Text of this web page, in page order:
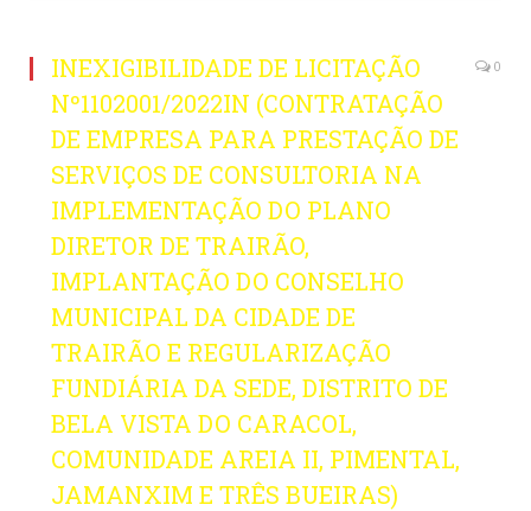
INEXIGIBILIDADE DE LICITAÇÃO
Nº1102001/2022IN (CONTRATAÇÃO
DE EMPRESA PARA PRESTAÇÃO DE
SERVIÇOS DE CONSULTORIA NA
IMPLEMENTAÇÃO DO PLANO
DIRETOR DE TRAIRÃO,
IMPLANTAÇÃO DO CONSELHO
MUNICIPAL DA CIDADE DE
TRAIRÃO E REGULARIZAÇÃO
FUNDIÁRIA DA SEDE, DISTRITO DE
BELA VISTA DO CARACOL,
COMUNIDADE AREIA II, PIMENTAL,
JAMANXIM E TRÊS BUEIRAS)
0